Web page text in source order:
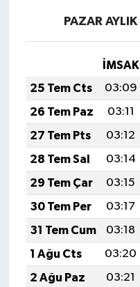
PAZAR
İMSAK
25 Tem Cts
03:09
26 Tem Paz
03:11
27 Tem Pts
03:12
28 Tem Sal
03:14
29 Tem Çar
03:15
30 Tem Per
03:17
31 Tem Cum
03:18
1 Ağu Cts
03:20
2 Ağu Paz
03:21